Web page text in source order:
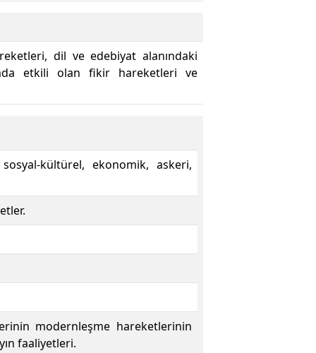
dil ve edebiyat alanındaki
etkili olan fikir hareketleri ve
kültürel, ekonomik, askeri,
modernleşme hareketlerinin
faaliyetleri.